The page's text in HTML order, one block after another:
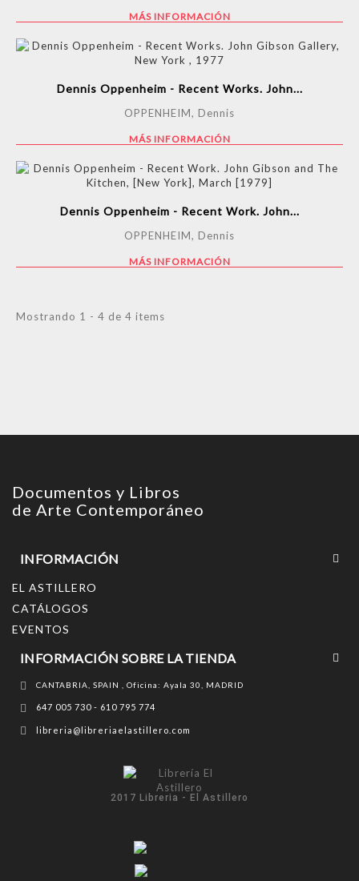
MÁS INFORMACIÓN
Dennis Oppenheim - Recent Works. John...
OPPENHEIM, Dennis
MÁS INFORMACIÓN
Dennis Oppenheim - Recent Work. John...
OPPENHEIM, Dennis
MÁS INFORMACIÓN
Mostrando 1 - 4 de 4 items
Documentos y Libros
de Arte Contemporáneo
INFORMACIÓN
EL ASTILLERO
CATÁLOGOS
EVENTOS
2017 Libreria - El Astillero
INFORMACIÓN SOBRE LA TIENDA
CANTABRIA, SPAIN , Oficina: Ayala 30, MADRID
647 005 730 - 610 795 774
libreria@libreriaelastillero.com